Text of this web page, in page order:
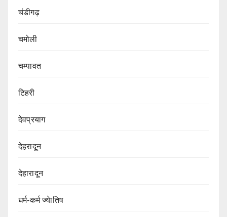
चंडीगढ़
चमोली
चम्पावत
टिहरी
देवप्रयाग
देहरादून
देहारादून
धर्म-कर्म ज्येातिष